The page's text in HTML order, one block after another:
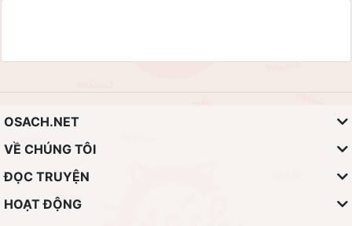
OSACH.NET
VỀ CHÚNG TÔI
ĐỌC TRUYỆN
HOẠT ĐỘNG